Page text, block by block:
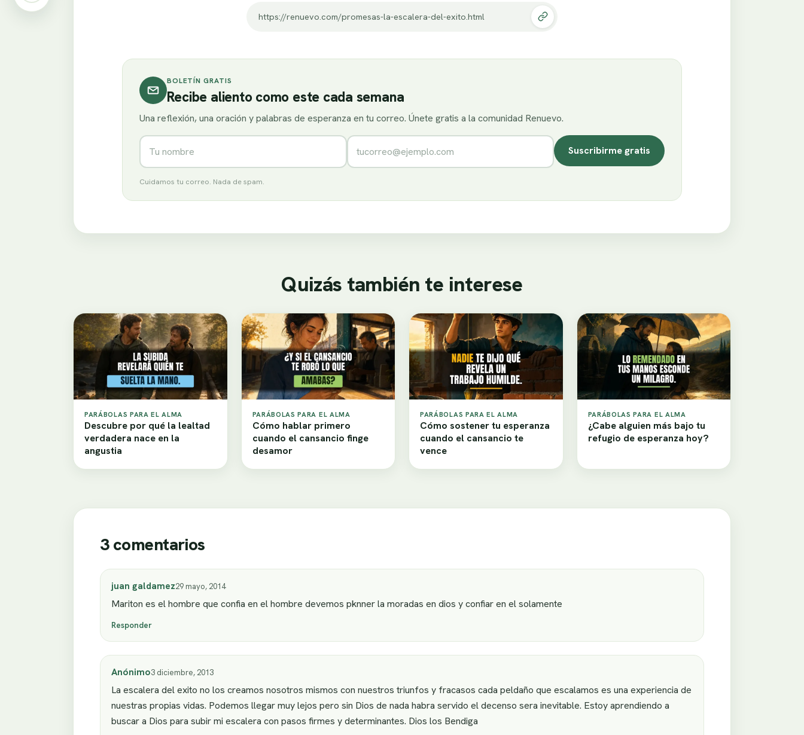
https://renuevo.com/promesas-la-escalera-del-exito.html
BOLETÍN GRATIS
Recibe aliento como este cada semana
Una reflexión, una oración y palabras de esperanza en tu correo. Únete gratis a la comunidad Renuevo.
Nombre Correo electrónico
Suscribirme gratis
Cuidamos tu correo. Nada de spam.
Quizás también te interese
PARÁBOLAS PARA EL ALMA
Descubre por qué la lealtad
verdadera nace en la
angustia
PARÁBOLAS PARA EL ALMA
Cómo hablar primero
cuando el cansancio finge
desamor
PARÁBOLAS PARA EL ALMA
Cómo sostener tu esperanza
cuando el cansancio te
vence
PARÁBOLAS PARA EL ALMA
¿Cabe alguien más bajo tu
refugio de esperanza hoy?
3 comentarios
juan galdamez29 mayo, 2014
Mariton es el hombre que confia en el hombre devemos pknner la moradas en dios y confiar en el solamente
Responder
Anónimo3 diciembre, 2013
La escalera del exito no los creamos nosotros mismos con nuestros triunfos y fracasos cada peldaño que escalamos es una experiencia de
nuestras propias vidas. Podemos llegar muy lejos pero sin Dios de nada habra servido el decenso sera inevitable. Estoy aprendiendo a
buscar a Dios para subir mi escalera con pasos firmes y determinantes. Dios los Bendiga